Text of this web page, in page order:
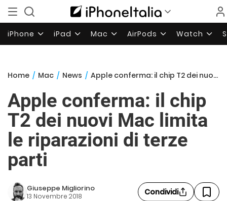
iPhone iPad Mac AirPods Watch
Home / Mac / News / Apple conferma: il chip T2 dei nuovi Mac limita le riparazioni di terze parti
Apple conferma: il chip
T2 dei nuovi Mac limita
le riparazioni di terze
parti
Giuseppe Migliorino
13 Novembre 2018 Condividi